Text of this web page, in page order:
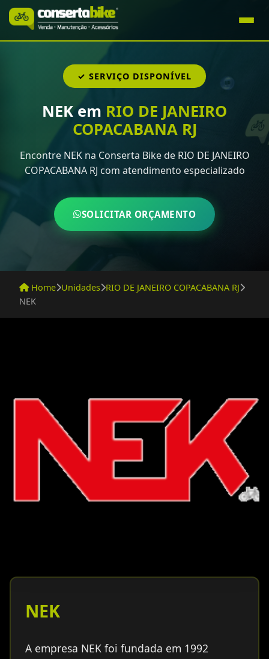
✓ SERVIÇO DISPONÍVEL
NEK em RIO DE JANEIRO
COPACABANA RJ
Encontre NEK na Conserta Bike de RIO DE JANEIRO
COPACABANA RJ com atendimento especializado
SOLICITAR ORÇAMENTO
Home Unidades RIO DE JANEIRO COPACABANA RJ
NEK
NEK
A empresa NEK foi fundada em 1992